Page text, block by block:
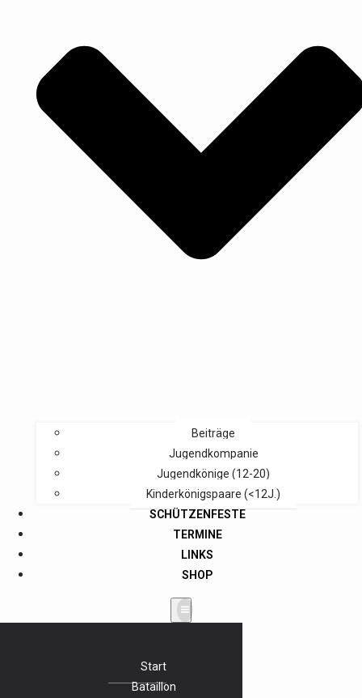
Beiträge
Jugendkompanie
Jugendkönige (12-20)
Kinderkönigspaare (<12J.)
SCHÜTZENFESTE
TERMINE
LINKS
SHOP
Start
Bataillon